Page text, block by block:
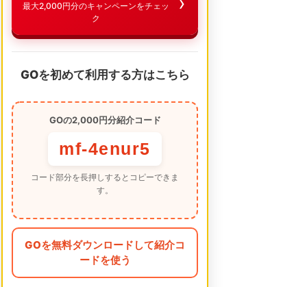
最大2,000円分のキャンペーンをチェッ
ク
GOを初めて利用する方はこちら
GOの2,000円分紹介コード
mf-4enur5
コード部分を長押しするとコピーできま
す。
GOを無料ダウンロードして紹介コ
ードを使う